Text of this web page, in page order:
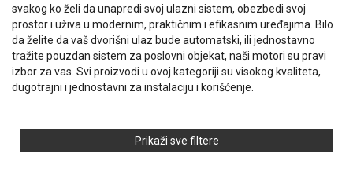
svakog ko želi da unapredi svoj ulazni sistem, obezbedi svoj
prostor i uživa u modernim, praktičnim i efikasnim uređajima. Bilo
da želite da vaš dvorišni ulaz bude automatski, ili jednostavno
tražite pouzdan sistem za poslovni objekat, naši motori su pravi
izbor za vas. Svi proizvodi u ovoj kategoriji su visokog kvaliteta,
dugotrajni i jednostavni za instalaciju i korišćenje.
Prikaži sve filtere